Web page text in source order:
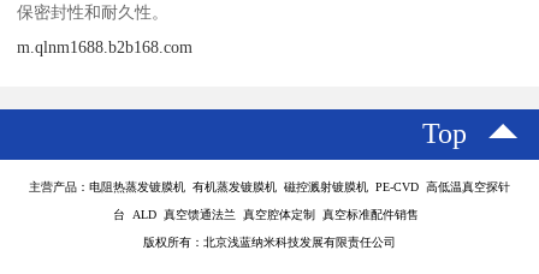
保密封性和耐久性。
m.qlnm1688.b2b168.com
Top
主营产品：电阻热蒸发镀膜机 有机蒸发镀膜机 磁控溅射镀膜机 PE-CVD 高低温真空探针
台 ALD 真空馈通法兰 真空腔体定制 真空标准配件销售
版权所有：北京浅蓝纳米科技发展有限责任公司